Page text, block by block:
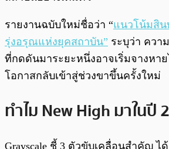
รายงานฉบับใหม่ชื่อว่า “แนวโน้มสิน
รุ่งอรุณแห่งยุคสถาบัน” ระบุว่า ควา
ที่กดดันมาระยะหนึ่งอาจเริ่มจางหา
โอกาสกลับเข้าสู่ช่วงขาขึ้นครั้งใหม่
ทำไม New High มาในปี
Grayscale ชี้ 3 ตัวขับเคลื่อนสำคัญ ไ